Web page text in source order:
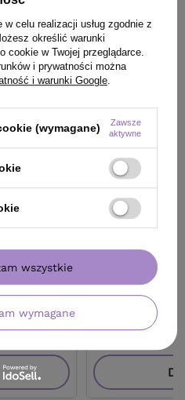
do
200 ml
30 dni przed
+1%
OFERTA
Naturica
odżywcza
RICA
130,05 zł
(52,02 zł / 100ml)
punktów
Najniższa cena
wprowadzeniem
Cena katalogowa:
celu realizacji usług zgodnie z
określić warunki
cookie w Twojej przeglądarce.
i prywatności można
i warunki Google.
(wymagane)
Zawsze
aktywne
wymagane
wszystkie